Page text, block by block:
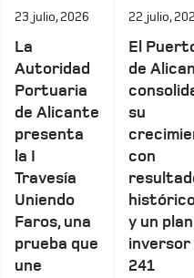
23 julio, 2026
La
Autoridad
Portuaria
de Alicante
presenta
la I
Travesía
Uniendo
Faros, una
prueba que
une
22 julio,
El
de
su
con
y un plan
inversor
241